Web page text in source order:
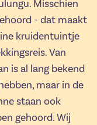
Misschien
- dat maakt
kruidentuintje
Van
is al lang bekend
maar in de
staan ook
gehoord. Wij